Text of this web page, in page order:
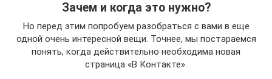
Зачем и когда это нужно?
Но перед этим попробуем разобраться с вами в еще
одной очень интересной вещи. Точнее, мы постараемся
понять, когда действительно необходима новая
страница «В Контакте».